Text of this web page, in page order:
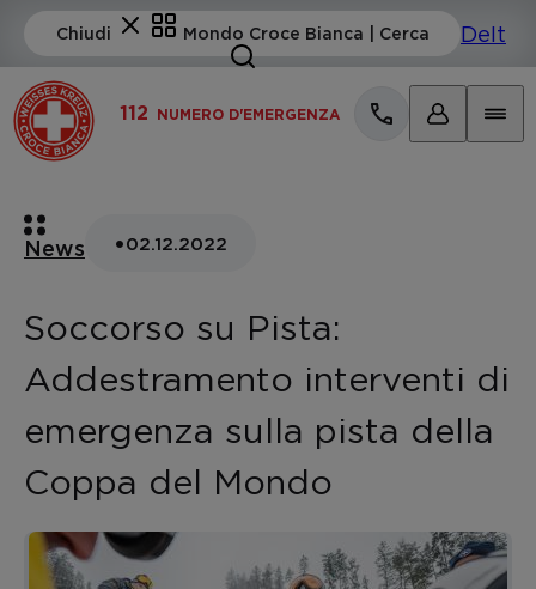
112 NUMERO D'EMERGENZA
News •02.12.2022
Soccorso su Pista:
Addestramento interventi di
emergenza sulla pista della
Coppa del Mondo